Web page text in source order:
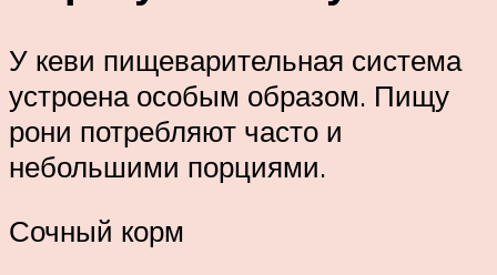
У кеви пищеварительная система
устроена особым образом. Пищу
рони потребляют часто и
небольшими порциями.
Сочный корм